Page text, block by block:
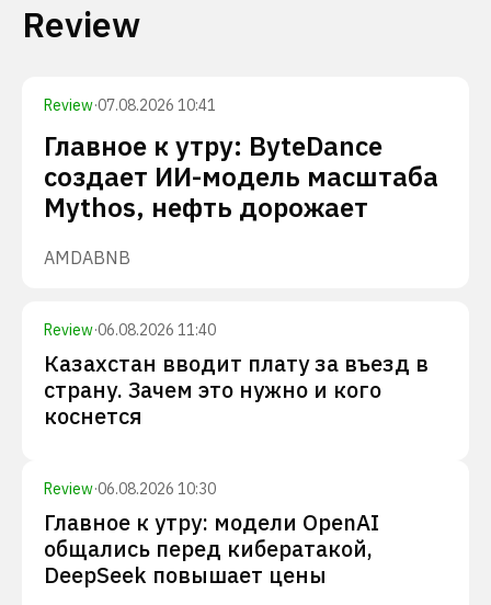
Review
Review·07.08.2026 10:41
Главное к утру: ByteDance
создает ИИ-модель масштаба
Mythos, нефть дорожает
AMDABNB
Review·06.08.2026 11:40
Казахстан вводит плату за въезд в
страну. Зачем это нужно и кого
коснется
Review·06.08.2026 10:30
Главное к утру: модели OpenAI
общались перед кибератакой,
DeepSeek повышает цены